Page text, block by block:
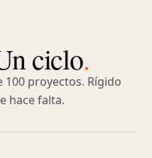
ciclo.
proyectos. Rígido
hace falta.